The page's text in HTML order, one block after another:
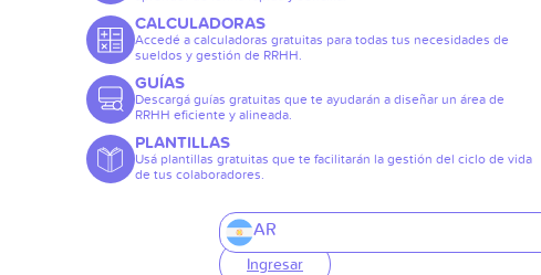
CALCULADORAS
Accedé a calculadoras gratuitas para todas tus necesidades de
sueldos y gestión de RRHH.
GUÍAS
Descargá guías gratuitas que te ayudarán a diseñar un área de
RRHH eficiente y alineada.
PLANTILLAS
Usá plantillas gratuitas que te facilitarán la gestión del ciclo de vida
de tus colaboradores.
AR
Ingresar